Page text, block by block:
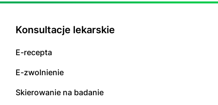
Konsultacje lekarskie
E-recepta
E-zwolnienie
Skierowanie na badanie